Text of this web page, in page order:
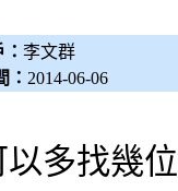
李文群
： 2014-06-06
以多找幾位